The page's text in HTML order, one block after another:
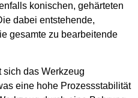
konischen, gehärteten
dabei entstehende,
gesamte zu bearbeitende
sich das Werkzeug
eine hohe Prozessstabilität